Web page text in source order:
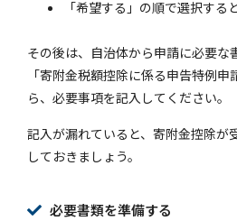
「希望する」の順で選択する
その後は、自治体から申請に必要な
「寄附金税額控除に係る申告特例
ら、必要事項を記入してください。
記入が漏れていると、寄附金控除が
しておきましょう。
必要書類を準備する